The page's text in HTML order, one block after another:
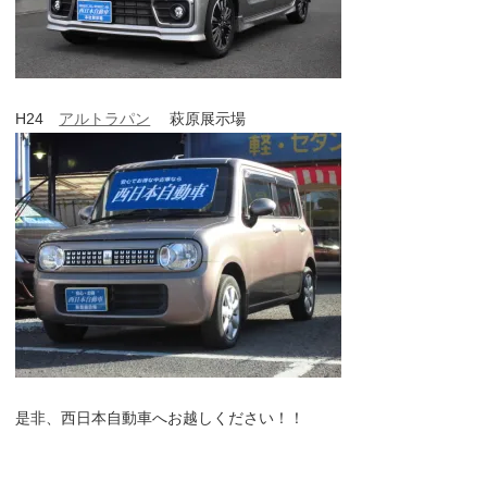
H24 アルトラパン 萩原展示場
是非、西日本自動車へお越しください！！